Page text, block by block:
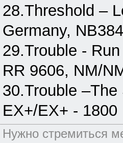
28.Threshold –
Germany,
29.Trouble -
RR 9606, NM/
30.Trouble
EX+/EX+ - 1800
Нужно стремиться